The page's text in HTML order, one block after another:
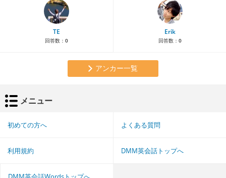
TE
回答数： 0
Erik
回答数： 0
アンカー一覧
メニュー
初めての方へ よくある質問
利用規約 DMM英会話トップへ